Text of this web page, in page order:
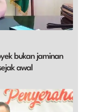
bukan jaminan
awal